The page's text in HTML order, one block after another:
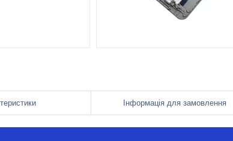
Інформація для замовлення